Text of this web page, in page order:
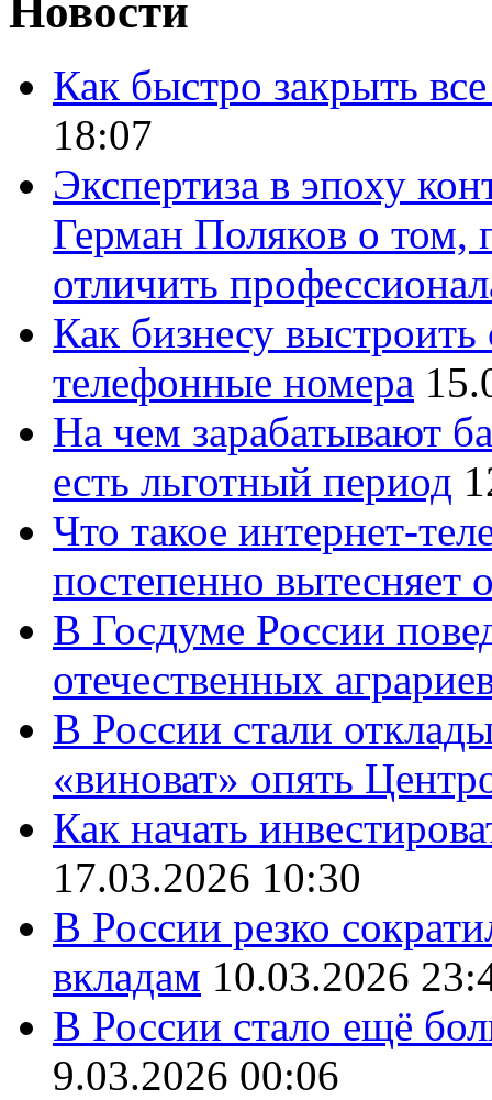
Новости
Как быстро закрыть
18:07
Экспертиза в эпоху
Герман Поляков о том,
отличить
Как бизнесу
телефонные номера
На чем зарабатывают
есть льготный период
Что такое интернет-
постепенно вытесняет
В Госдуме России
отечественных
В России стали
«виноват» опять
Как начать
17.03.2026 10:30
В России резко
вкладам 10.03.2026
В России стало ещё
9.03.2026 00:06